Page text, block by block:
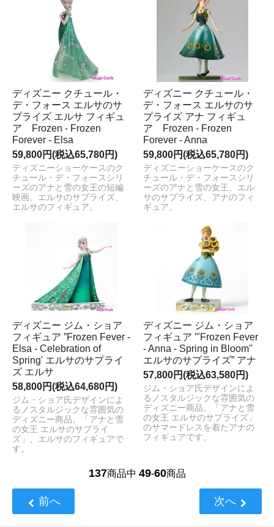
ディズニー クチュール・
デ・フォース エルサのサ
プライズ エルサ フィギュ
ア Frozen - Frozen
Forever - Elsa
59,800円(税込65,780円)
ディズニーショーケースのク
チュール・デ・フォースシリ
ーズのアナと雪の女王の短編
映画、エルサのサプライズ、
エルサのフィギュア。
ディズニー クチュール・
デ・フォース エルサのサ
プライズ アナ フィギュ
ア Frozen - Frozen
Forever - Anna
59,800円(税込65,780円)
ディズニーショーケースのク
チュール・デ・フォースシリ
ーズのアナと雪の女王、エル
サのサプライズ、アナのフィ
ギュア。
ディズニー ジム・ショア
フィギュア ”Frozen Fever -
Elsa - Celebration of
Spring' エルサのサプライ
ズ エルサ
58,800円(税込64,680円)
ジム・ショア氏デザインによ
るノスタルジックな雰囲気の
ディズニー商品。「アナと雪
の女王 エルサのサプライ
ズ」、エルサのフィギュアで
す。
ディズニー ジム・ショア
フィギュア '"Frozen Fever
- Anna - Spring in Bloom''
エルサのサプライズ” アナ
57,800円(税込63,580円)
ジム・ショア氏デザインによ
るノスタルジックな雰囲気の
ディズニー商品。「アナと雪
の女王 エルサのサプライズ」
のサマードレスを着たアナの
フィギュアです。
137商品中 49-60商品
前へ 次へ